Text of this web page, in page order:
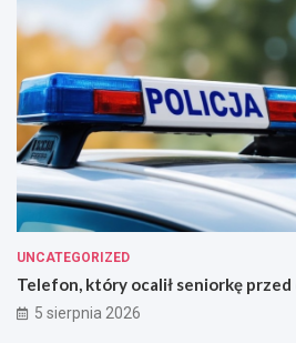
UNCATEGORIZED
Telefon, który ocalił seniorkę
5 sierpnia 2026